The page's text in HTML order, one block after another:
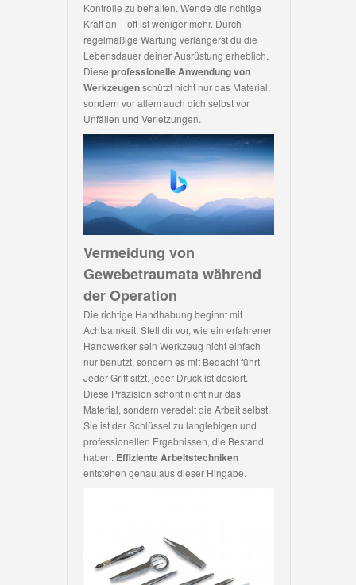
Kontrolle zu behalten. Wende die richtige
Kraft an – oft ist weniger mehr. Durch
regelmäßige Wartung verlängerst du die
Lebensdauer deiner Ausrüstung erheblich.
Diese professionelle Anwendung von
Werkzeugenschützt nicht nur das Material,
sondern vor allem auch dich selbst vor
Unfällen und Verletzungen.
Vermeidung von
Gewebetraumata während
der Operation
Die richtige Handhabung beginnt mit
Achtsamkeit. Stell dir vor, wie ein erfahrener
Handwerker sein Werkzeug nicht einfach
nur benutzt, sondern es mit Bedacht führt.
Jeder Griff sitzt, jeder Druck ist dosiert.
Diese Präzision schont nicht nur das
Material, sondern veredelt die Arbeit selbst.
Sie ist der Schlüssel zu langlebigen und
professionellen Ergebnissen, die Bestand
haben. Effiziente Arbeitstechniken
entstehen genau aus dieser Hingabe.